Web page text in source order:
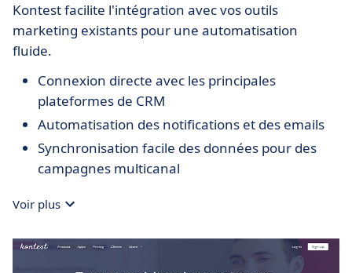
Kontest facilite l'intégration avec vos outils
marketing existants pour une automatisation
fluide.
Connexion directe avec les principales
plateformes de CRM
Automatisation des notifications et des emails
Synchronisation facile des données pour des
campagnes multicanal
Voir plus